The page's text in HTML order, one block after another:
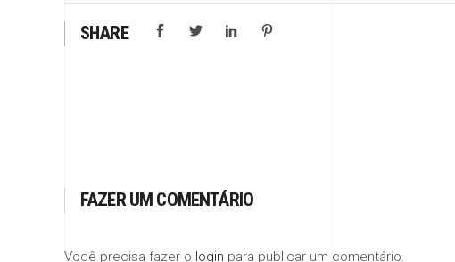
SHARE
FAZER UM COMENTÁRIO
Você precisa fazer o login para publicar um comentário.